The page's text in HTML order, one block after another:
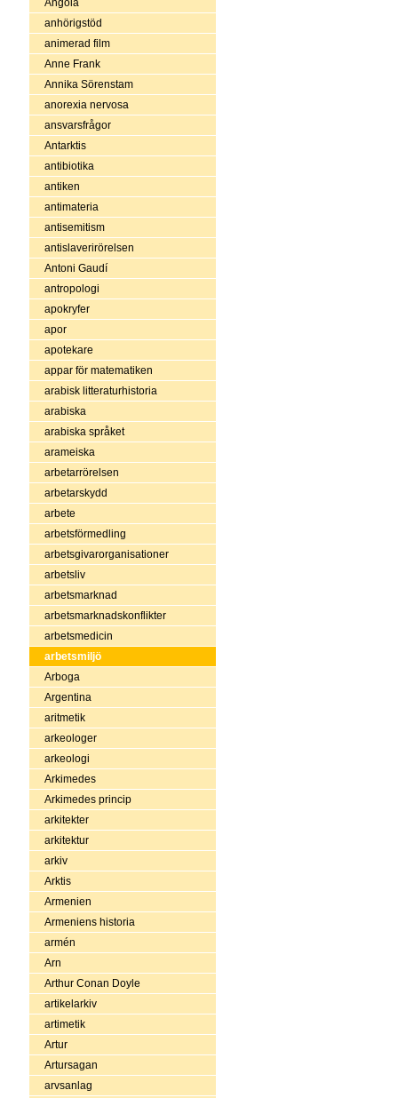
Angola
anhörigstöd
animerad film
Anne Frank
Annika Sörenstam
anorexia nervosa
ansvarsfrågor
Antarktis
antibiotika
antiken
antimateria
antisemitism
antislaverirörelsen
Antoni Gaudí
antropologi
apokryfer
apor
apotekare
appar för matematiken
arabisk litteraturhistoria
arabiska
arabiska språket
arameiska
arbetarrörelsen
arbetarskydd
arbete
arbetsförmedling
arbetsgivarorganisationer
arbetsliv
arbetsmarknad
arbetsmarknadskonflikter
arbetsmedicin
arbetsmiljö
Arboga
Argentina
aritmetik
arkeologer
arkeologi
Arkimedes
Arkimedes princip
arkitekter
arkitektur
arkiv
Arktis
Armenien
Armeniens historia
armén
Arn
Arthur Conan Doyle
artikelarkiv
artimetik
Artur
Artursagan
arvsanlag